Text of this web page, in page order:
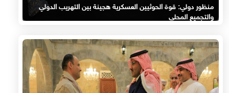
منظور دولي: قوة الحوثيين العسكرية هجينة بين التهريب الدولي
والتجميع المحلي